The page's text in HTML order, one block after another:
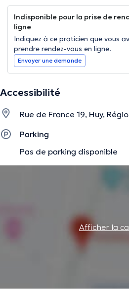
Indisponible pour la prise de
ligne
Indiquez à ce praticien que vous
prendre rendez-vous en ligne.
Envoyer une demande
Accessibilité
Rue de France 19, Huy,
Parking
Pas de parking disponible
Afficher la